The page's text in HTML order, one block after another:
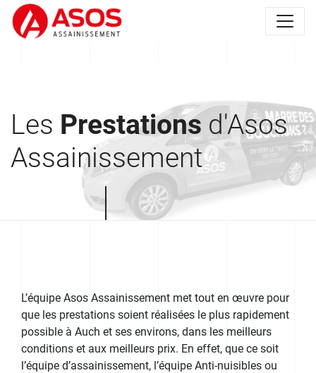
Les Prestations d'Asos
Assainissement
L’équipe Asos Assainissement met tout en œuvre pour
que les prestations soient réalisées le plus rapidement
possible à Auch et ses environs, dans les meilleurs
conditions et aux meilleurs prix. En effet, que ce soit
l’équipe d’assainissement, l’équipe Anti-nuisibles ou